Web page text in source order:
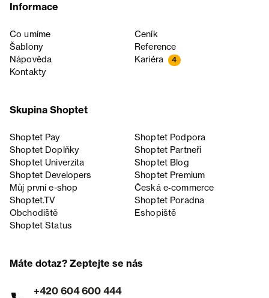
Informace
Co umíme
Ceník
Šablony
Reference
Nápověda
Kariéra 4
Kontakty
Skupina Shoptet
Shoptet Pay
Shoptet Podpora
Shoptet Doplňky
Shoptet Partneři
Shoptet Univerzita
Shoptet Blog
Shoptet Developers
Shoptet Premium
Můj první e-shop
Česká e‑commerce
Shoptet.TV
Shoptet Poradna
Obchodiště
Eshopiště
Shoptet Status
Máte dotaz? Zeptejte se nás
+420 604 600 444